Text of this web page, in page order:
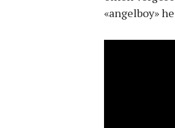
«angelboy»